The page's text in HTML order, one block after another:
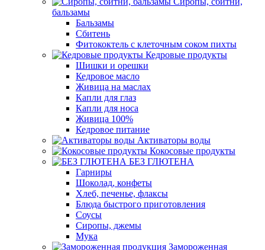
бальзамы
Бальзамы
Сбитень
Фитококтель с клеточным соком пихты
Кедровые продукты
Шишки и орешки
Кедровое масло
Живица на маслах
Капли для глаз
Капли для носа
Живица 100%
Кедровое питание
Активаторы воды
Кокосовые продукты
БЕЗ ГЛЮТЕНА
Гарниры
Шоколад, конфеты
Хлеб, печенье, флаксы
Блюда быстрого приготовления
Соусы
Сиропы, джемы
Мука
Замороженная